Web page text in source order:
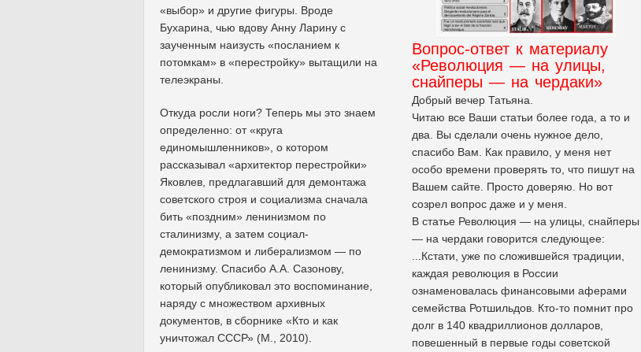
«выбор» и другие фигуры. Вроде
Бухарина, чью вдову Анну Ларину с
заученным наизусть «посланием к
потомкам» в «перестройку» вытащили на
телеэкраны.
Откуда росли ноги? Теперь мы это знаем
определенно: от «круга
единомышленников», о котором
рассказывал «архитектор перестройки»
Яковлев, предлагавший для демонтажа
советского строя и социализма сначала
бить «поздним» ленинизмом по
сталинизму, а затем социал-
демократизмом и либерализмом — по
ленинизму. Спасибо А.А. Сазонову,
который опубликовал это воспоминание,
наряду с множеством архивных
документов, в сборнике «Кто и как
уничтожал СССР» (М., 2010).
Вопрос-ответ к материалу
«Революция — на улицы,
снайперы — на чердаки»
Добрый вечер Татьяна.
Читаю все Ваши статьи более года, а то и
два. Вы сделали очень нужное дело,
спасибо Вам. Как правило, у меня нет
особо времени проверять то, что пишут на
Вашем сайте. Просто доверяю. Но вот
созрел вопрос даже и у меня.
В статье Революция — на улицы, снайперы
— на чердаки говорится следующее:
...Кстати, уже по сложившейся традиции,
каждая революция в России
ознаменовалась финансовыми аферами
семейства Ротшильдов. Кто-то помнит про
долг в 140 квадриллионов долларов,
повешенный в первые годы советской